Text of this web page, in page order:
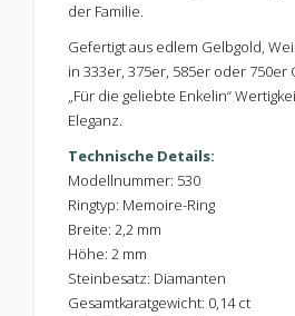
der Familie.
Gefertigt aus edlem Gelbgold,
in 333er, 375er, 585er oder
„Für die geliebte Enkelin“
Eleganz.
Technische Details:
Modellnummer: 530
Ringtyp: Memoire-Ring
Breite: 2,2 mm
Höhe: 2 mm
Steinbesatz: Diamanten
Gesamtkaratgewicht: 0,14 ct